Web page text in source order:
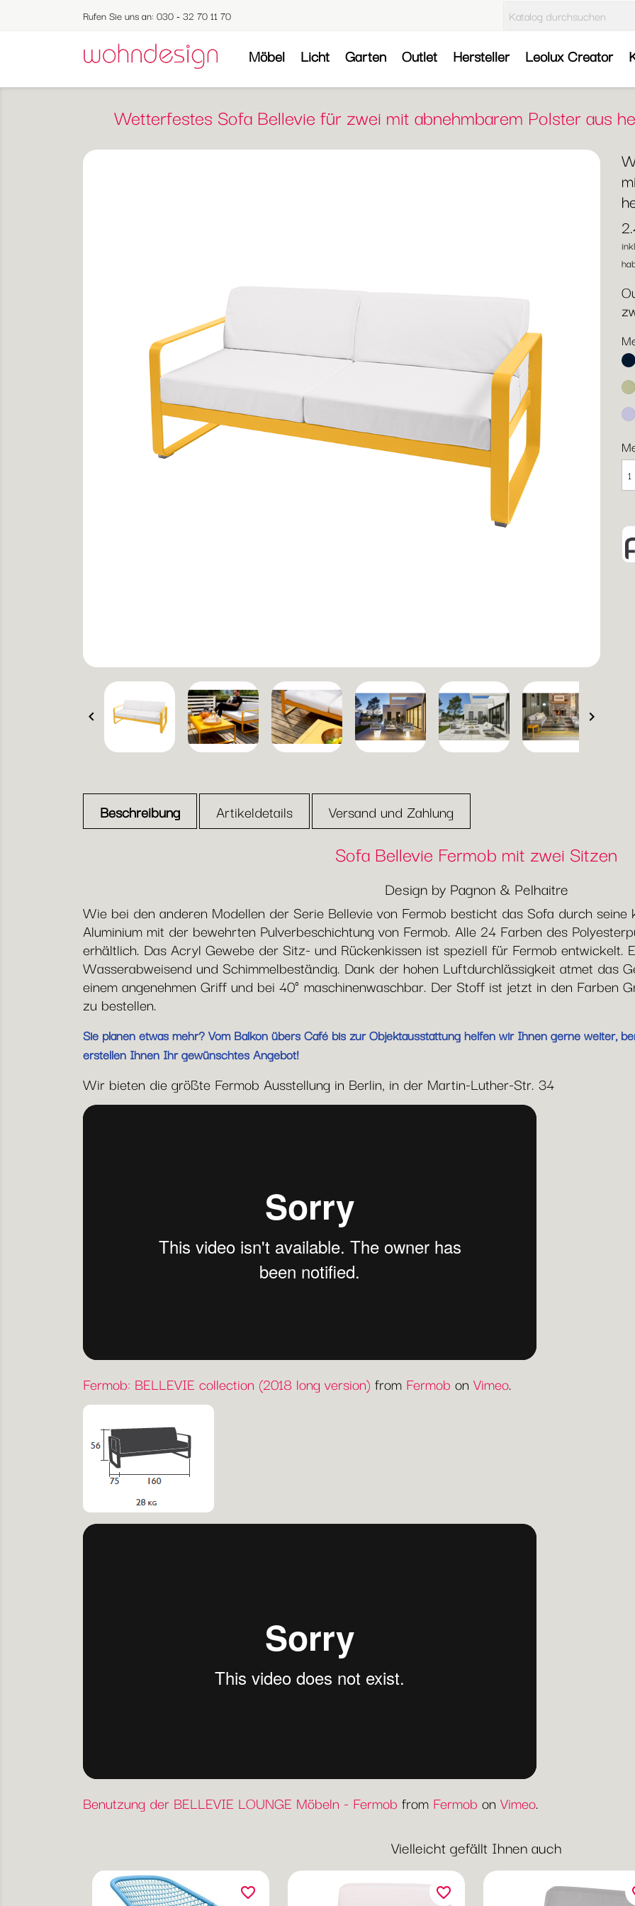
Rufen Sie uns an: 030 - 32 70 11 70
Möbel Licht Garten Outlet Hersteller Leolux Creator
Wetterfestes Sofa Bellevie für zwei mit abnehmbarem Polster aus
 
Beschreibung Artikeldetails Versand und Zahlung
Sofa Bellevie Fermob mit zwei Sitzen
Design by Pagnon & Pelhaitre
Wie bei den anderen Modellen der Serie Bellevie von Fermob besticht das Sofa durch seine
Aluminium mit der bewehrten Pulverbeschichtung von Fermob. Alle 24 Farben des
erhältlich. Das Acryl Gewebe der Sitz- und Rückenkissen ist speziell für Fermob entwickelt.
Wasserabweisend und Schimmelbeständig. Dank der hohen Luftdurchlässigkeit atmet das
einem angenehmen Griff und bei 40° maschinenwaschbar. Der Stoff ist jetzt in den Farben
zu bestellen.
Sie planen etwas mehr? Vom Balkon übers Café bis zur Objektausstattung helfen wir Ihnen gerne weiter,
erstellen Ihnen Ihr gewünschtes Angebot!
Wir bieten die größte Fermob Ausstellung in Berlin, in der Martin-Luther-Str. 34
Fermob: BELLEVIE collection (2018 long version) from Fermob on Vimeo.
Benutzung der BELLEVIE LOUNGE Möbeln - Fermob from Fermob on Vimeo.
Vielleicht gefällt Ihnen auch
favorite_border favorite_border